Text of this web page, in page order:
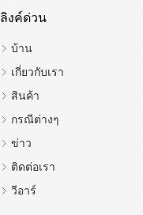
ลิงค์ด่วน
บ้าน
เกี่ยวกับเรา
สินค้า
กรณีต่างๆ
ข่าว
ติดต่อเรา
วีอาร์